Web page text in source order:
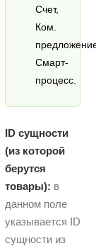
Счет,
Ком.
Смарт-
процесс.
ID сущности
(из которой
берутся
товары): в
данном поле
указывается ID
сущности из